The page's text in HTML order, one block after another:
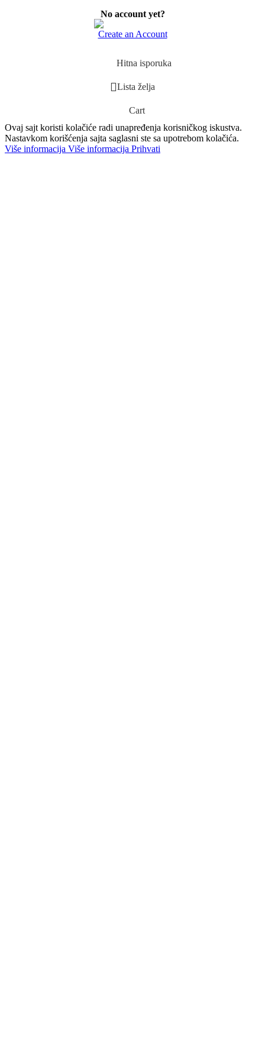
LCD SCREEN 17.3″
EKSTERNI (PORTABLE) EKRANI
LCD SCREEN OSTALO
REGULATORI NAPONA
SISTEMI ZA IZVLAČENJE ISPARENJA, CLEANROOM I
TERMALNE PASTE
No account yet?
Create an Account
Hitna isporuka
Lista želja
Cart
Ovaj sajt koristi kolačiće radi unapređenja korisničkog iskustva.
Nastavkom korišćenja sajta saglasni ste sa upotrebom kolačića.
Više informacija Više informacija Prihvati